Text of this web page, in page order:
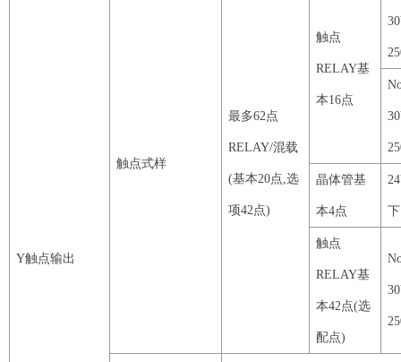
Y触点输出
触点式样
最多62点
RELAY/混载
(基本20点,选
项42点)
触点
RELAY基
本16点
晶体管基
本4点 下
触点
RELAY基
本42点(选
配点)